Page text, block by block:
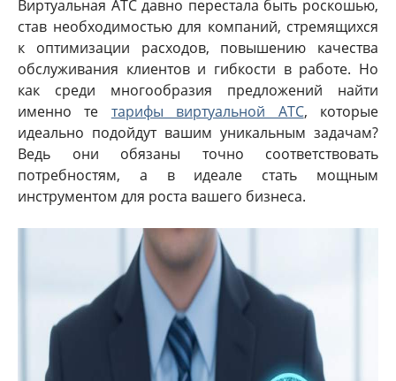
Виртуальная АТС давно перестала быть роскошью,
став необходимостью для компаний, стремящихся
к оптимизации расходов, повышению качества
обслуживания клиентов и гибкости в работе. Но
как среди многообразия предложений найти
именно те тарифы виртуальной АТС, которые
идеально подойдут вашим уникальным задачам?
Ведь они обязаны точно соответствовать
потребностям, а в идеале стать мощным
инструментом для роста вашего бизнеса.